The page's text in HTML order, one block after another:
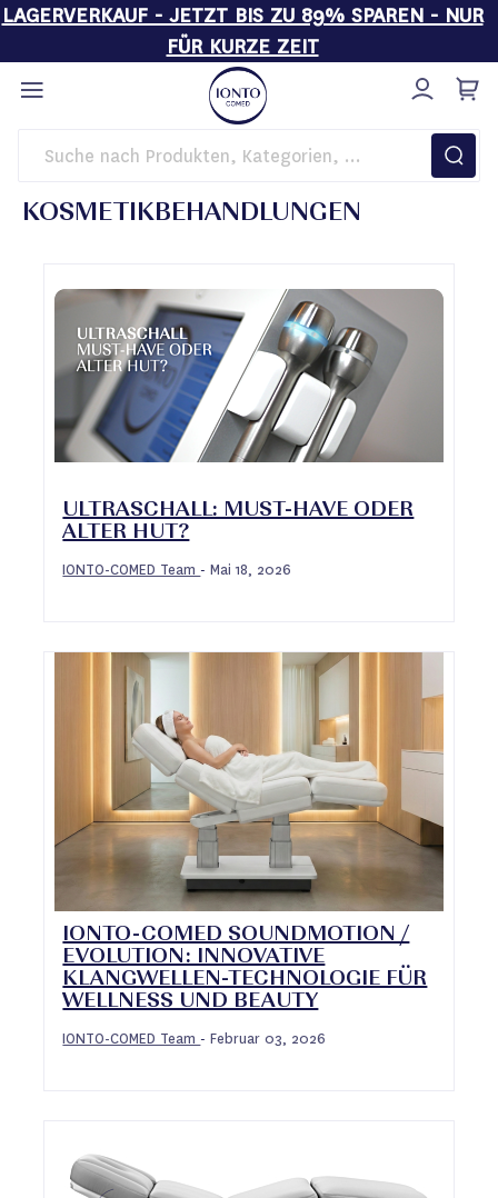
LAGERVERKAUF - JETZT BIS ZU 89% SPAREN - NUR
FÜR KURZE ZEIT
Direkt
zum
Inhalt
Startseite Magazin Kosmetikbehandlungen
KOSMETIKBEHANDLUNGEN
ULTRASCHALL: MUST-HAVE ODER
ALTER HUT?
IONTO-COMED Team - Mai 18, 2026
IONTO-COMED SOUNDMOTION /
EVOLUTION: INNOVATIVE
KLANGWELLEN-TECHNOLOGIE FÜR
WELLNESS UND BEAUTY
IONTO-COMED Team - Februar 03, 2026